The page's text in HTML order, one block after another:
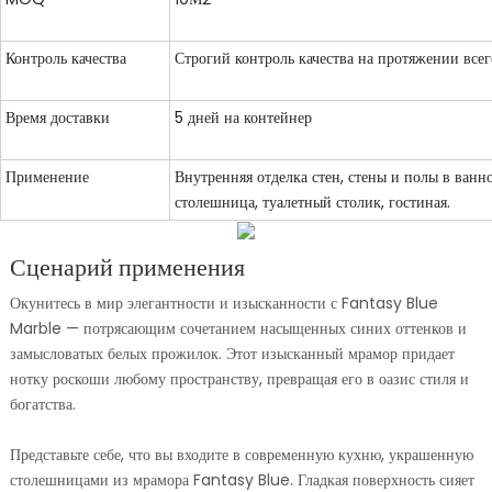
Контроль качества Строгий контроль качества на протяжении
Время доставки 5 дней на контейнер
Применение
Внутренняя отделка стен, стены и полы в
столешница, туалетный столик, гостиная.
Сценарий применения
Окунитесь в мир элегантности и изысканности с Fantasy Blue
Marble — потрясающим сочетанием насыщенных синих оттенков и
замысловатых белых прожилок. Этот изысканный мрамор придает
нотку роскоши любому пространству, превращая его в оазис стиля и
богатства.
Представьте себе, что вы входите в современную кухню, украшенную
столешницами из мрамора Fantasy Blue. Гладкая поверхность сияет